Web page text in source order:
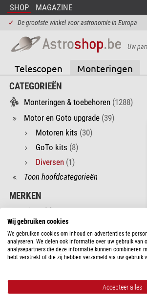
SHOP MAGAZINE
✓ De grootste winkel voor astronomie in Europa
Uw
Telescopen Monteringen
CATEGORIEËN
Monteringen & toebehoren (1288)
Motor en Goto upgrade (39)
Motoren kits (30)
GoTo kits (8)
Diversen (1)
Toon hoofdcategorieën
MERKEN
Vixen (1)
PRIJS
> 1.150 $(1)
korte termijn(1)
Wij gebruiken cookies
We gebruiken cookies om inhoud en advertenties te
analyseren. We delen ook informatie over uw gebruik van
analysepartners die deze informatie kunnen combineren
hebt verstrekt of die zij hebben verzameld via uw gebruik
Accepteer alles